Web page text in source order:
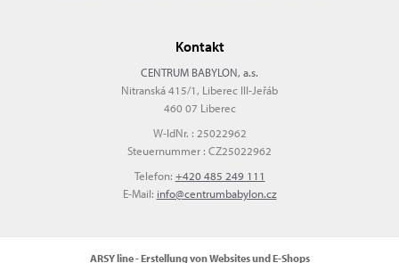
Kontakt
CENTRUM BABYLON, a.s.
Nitranská 415/1, Liberec III-Jeřáb
460 07 Liberec
W-IdNr. : 25022962
Steuernummer : CZ25022962
Telefon: +420 485 249 111
E-Mail: info@centrumbabylon.cz
ARSY line - Erstellung von Websites und E-Shops